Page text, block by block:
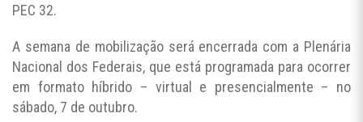
PEC 32.
A semana de mobilização será encerrada com a Plenária
Nacional dos Federais, que está programada para ocorrer
em formato híbrido – virtual e presencialmente – no
sábado, 7 de outubro.